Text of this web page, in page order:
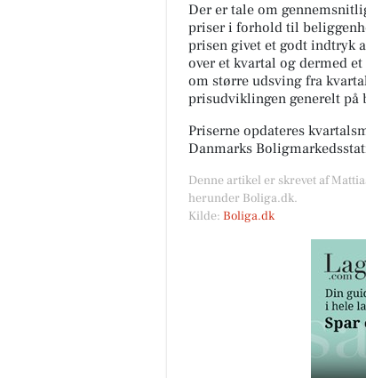
Der er tale om
priser i forhold til
prisen givet et godt indtryk
over et kvartal og dermed
om større udsving fra
prisudviklingen generelt på
Priserne opdateres
Danmarks
Denne artikel er skrevet af
herunder Boliga.dk.
Kilde: Boliga.dk